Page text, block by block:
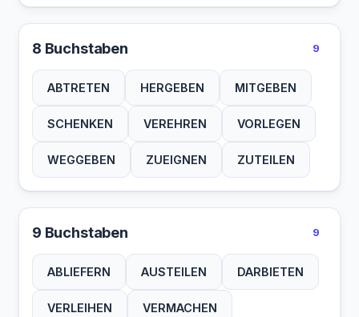
8 Buchstaben 9
ABTRETEN HERGEBEN MITGEBEN
SCHENKEN VEREHREN VORLEGEN
WEGGEBEN ZUEIGNEN ZUTEILEN
9 Buchstaben 9
ABLIEFERN AUSTEILEN DARBIETEN
VERLEIHEN VERMACHEN